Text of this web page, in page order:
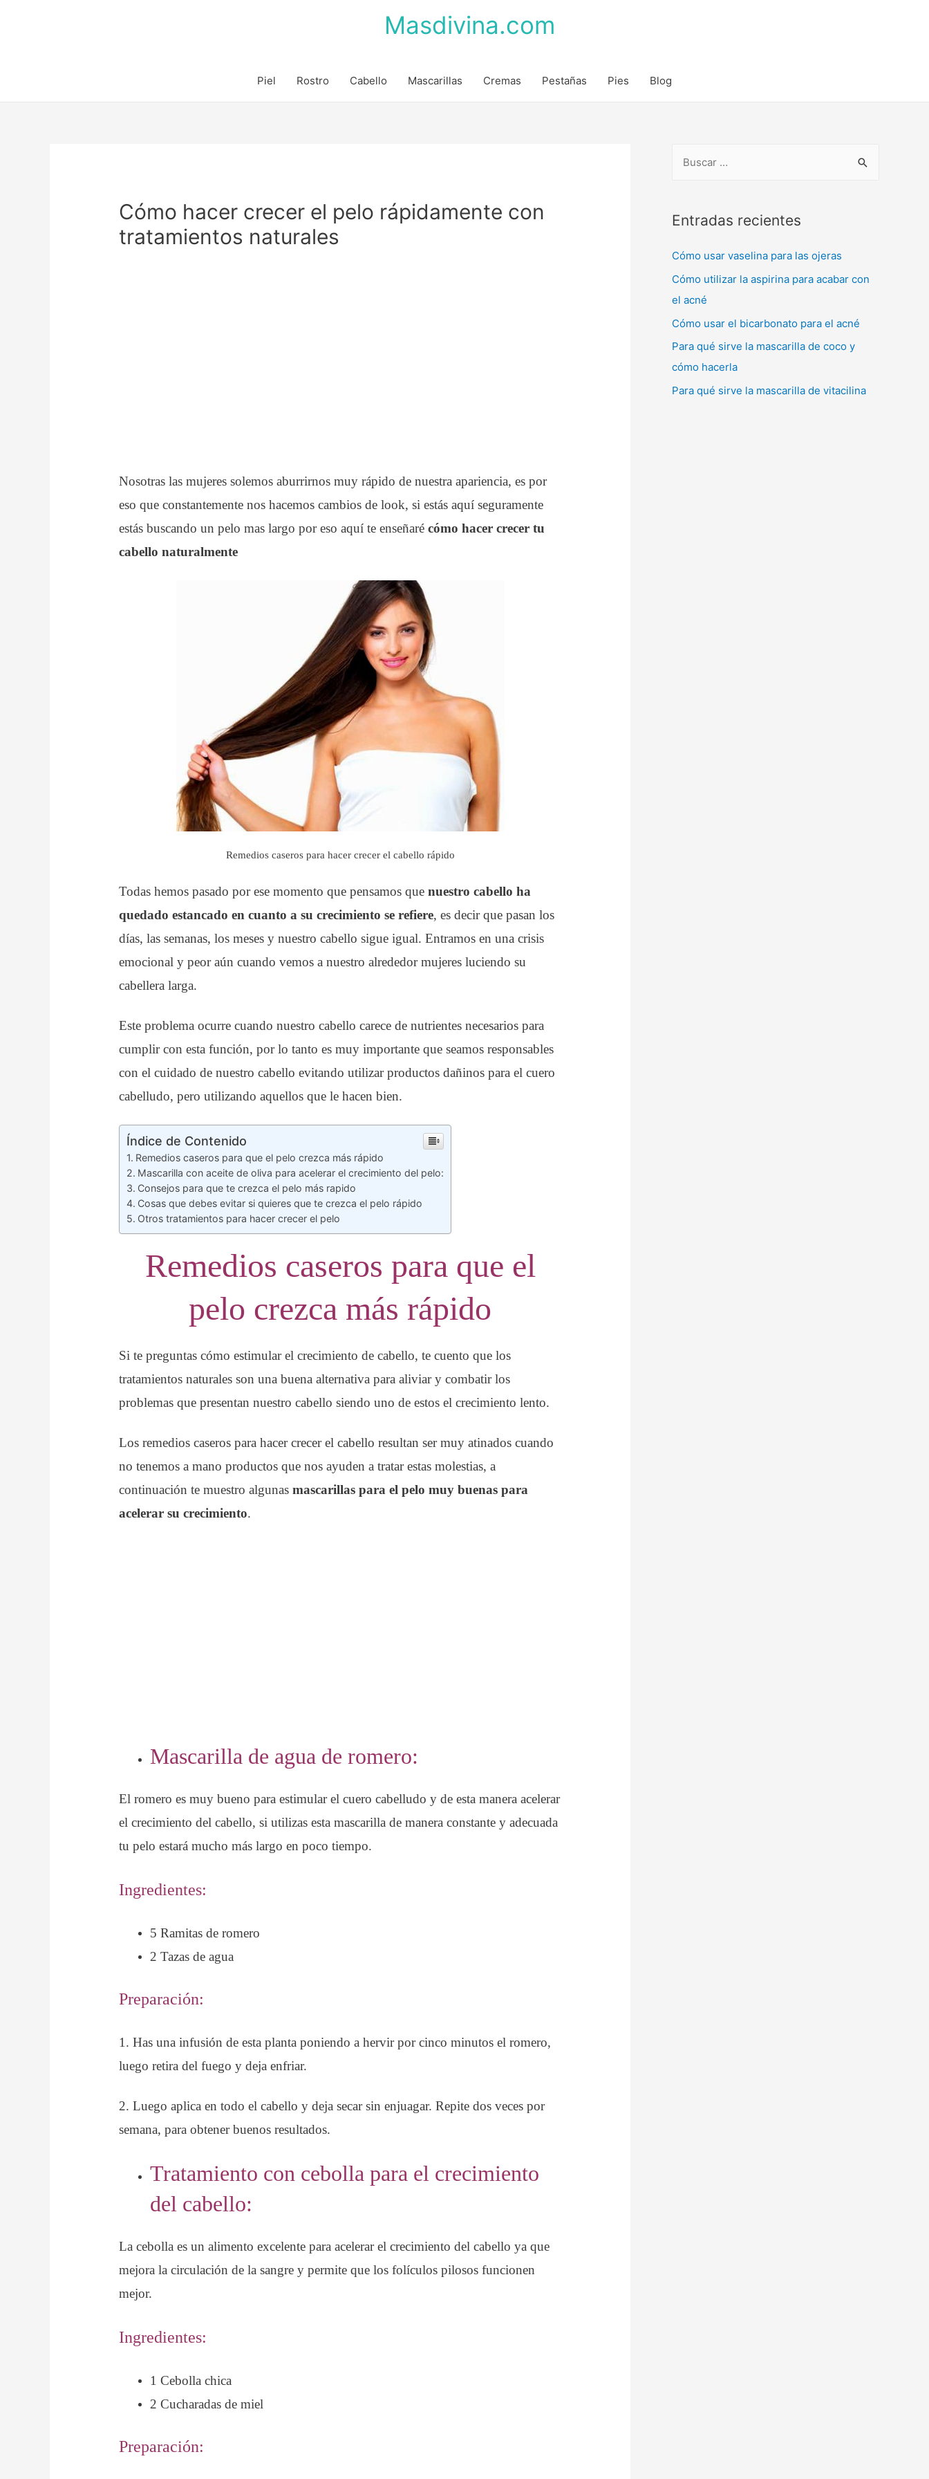
Masdivina.com
Piel Rostro Cabello Mascarillas Cremas Pestañas Pies Blog
Cómo hacer crecer el pelo rápidamente con
tratamientos naturales
Nosotras las mujeres solemos aburrirnos muy rápido de nuestra apariencia, es por
eso que constantemente nos hacemos cambios de look, si estás aquí seguramente
estás buscando un pelo mas largo por eso aquí te enseñarécómo hacer crecer tu
cabello naturalmente
Remedios caseros para hacer crecer el cabello rápido
Todas hemos pasado por ese momento que pensamos quenuestro cabello ha
quedado estancado en cuanto a su crecimiento se refiere, es decir que pasan los
días, las semanas, los meses y nuestro cabello sigue igual. Entramos en una crisis
emocional y peor aún cuando vemos a nuestro alrededor mujeres luciendo su
cabellera larga.
Este problema ocurre cuando nuestro cabello carece de nutrientes necesarios para
cumplir con esta función, por lo tanto es muy importante que seamos responsables
con el cuidado de nuestro cabello evitando utilizar productos dañinos para el cuero
cabelludo, pero utilizando aquellos que le hacen bien.
Índice de Contenido
Remedios caseros para que el pelo crezca más rápido
Mascarilla con aceite de oliva para acelerar el crecimiento del pelo:
Consejos para que te crezca el pelo más rapido
Cosas que debes evitar si quieres que te crezca el pelo rápido
Otros tratamientos para hacer crecer el pelo
Remedios caseros para que el
pelo crezca más rápido
Si te preguntas cómo estimular el crecimiento de cabello, te cuento que los
tratamientos naturales son una buena alternativa para aliviar y combatir los
problemas que presentan nuestro cabello siendo uno de estos el crecimiento lento.
Los remedios caseros para hacer crecer el cabello resultan ser muy atinados cuando
no tenemos a mano productos que nos ayuden a tratar estas molestias, a
continuación te muestro algunasmascarillas para el pelo muy buenas para
acelerar su crecimiento.
Mascarilla de agua de romero:
El romero es muy bueno para estimular el cuero cabelludo y de esta manera acelerar
el crecimiento del cabello, si utilizas esta mascarilla de manera constante y adecuada
tu pelo estará mucho más largo en poco tiempo.
Ingredientes:
5 Ramitas de romero
2 Tazas de agua
Preparación:
1. Has una infusión de esta planta poniendo a hervir por cinco minutos el romero,
luego retira del fuego y deja enfriar.
2. Luego aplica en todo el cabello y deja secar sin enjuagar. Repite dos veces por
semana, para obtener buenos resultados.
Tratamiento con cebolla para el crecimiento
del cabello:
La cebolla es un alimento excelente para acelerar el crecimiento del cabello ya que
mejora la circulación de la sangre y permite que los folículos pilosos funcionen
mejor.
Ingredientes:
1 Cebolla chica
2 Cucharadas de miel
Preparación:
c
r
:
Entradas recientes
Cómo usar vaselina para las ojeras
Cómo utilizar la aspirina para acabar con
el acné
Cómo usar el bicarbonato para el acné
Para qué sirve la mascarilla de coco y
cómo hacerla
Para qué sirve la mascarilla de vitacilina